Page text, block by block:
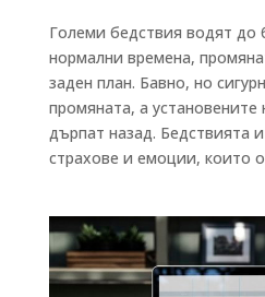
Големи бедствия водят до
нормални времена,
заден план. Бавно, но
промяната, а
дърпат назад. Бедствията
страхове и емоции, които